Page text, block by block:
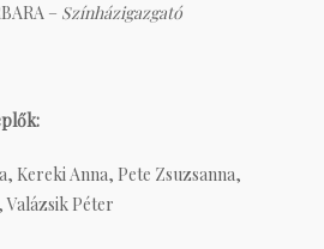
– Színházigazgató
Kereki Anna, Pete Zsuzsanna,
Péter